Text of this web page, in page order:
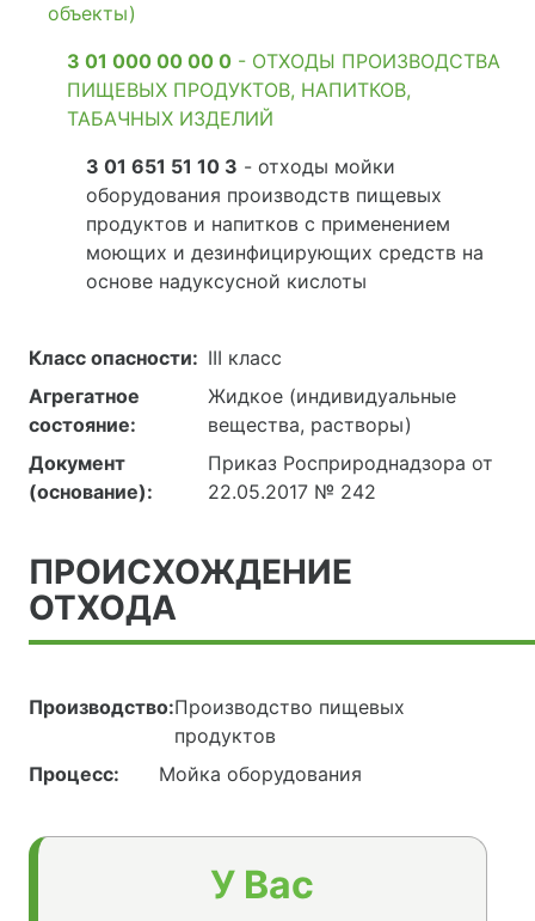
объекты)
3 01 000 00 00 0 - ОТХОДЫ ПРОИЗВОДСТВА
ПИЩЕВЫХ ПРОДУКТОВ, НАПИТКОВ,
ТАБАЧНЫХ ИЗДЕЛИЙ
3 01 651 51 10 3 - отходы мойки
оборудования производств пищевых
продуктов и напитков с применением
моющих и дезинфицирующих средств на
основе надуксусной кислоты
Класс опасности: III класс
Агрегатное
состояние:
Жидкое (индивидуальные
вещества, растворы)
Документ
(основание):
Приказ Росприроднадзора от
22.05.2017 № 242
ПРОИСХОЖДЕНИЕ
ОТХОДА
Производство:Производство пищевых
продуктов
Процесс:
Мойка оборудования
У Вас